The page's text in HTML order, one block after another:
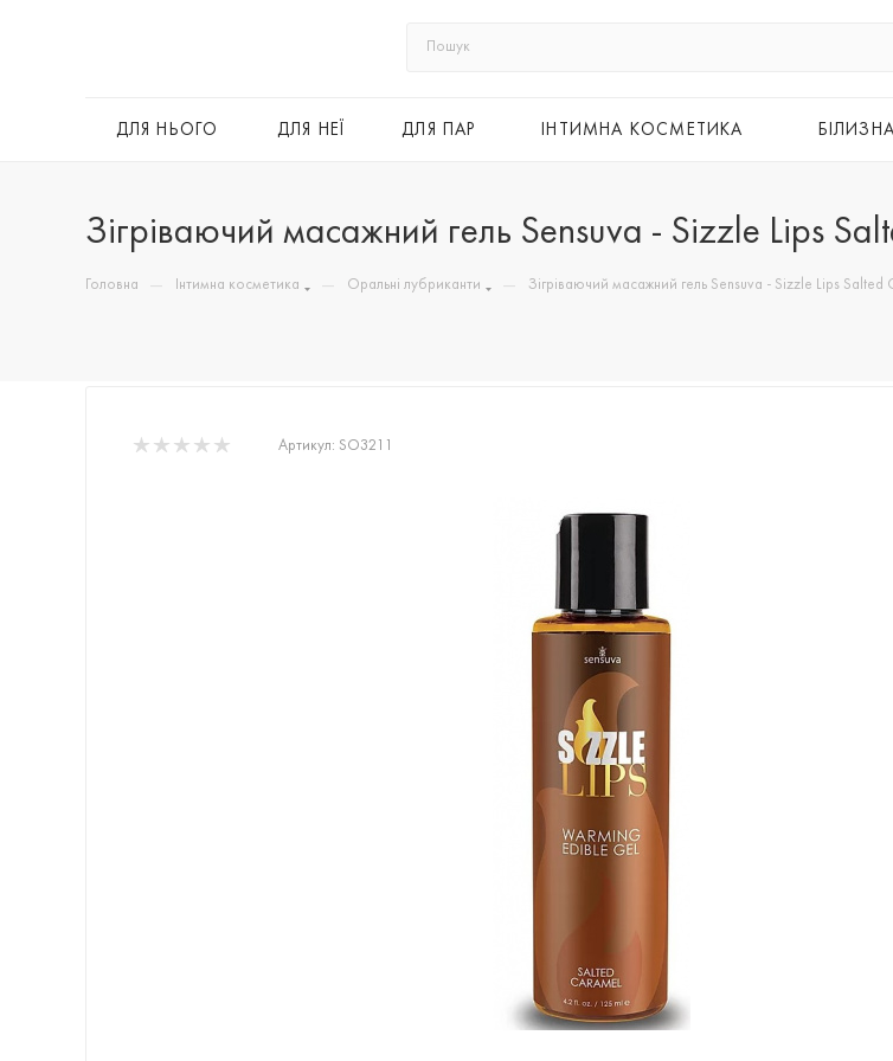
ДЛЯ НЬОГО ДЛЯ НЕЇ ДЛЯ ПАР ІНТИМНА КОСМЕТИКА
Зігріваючий масажний гель Sensuva - Sizzle Lips
Головна — Інтимна косметика — Оральні лубриканти — Зігріваючий масажний гель Sensuva - Sizzle Lips Salted
Артикул: SO3211